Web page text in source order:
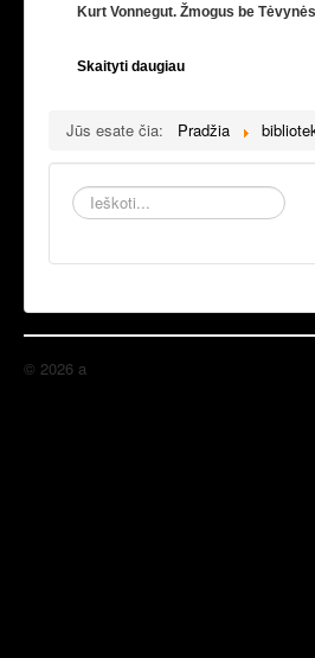
Kurt Vonnegut. Žmogus be
Skaityti daugiau
Jūs esate čia: Pradžia
Ieškoti...
© 2026 a